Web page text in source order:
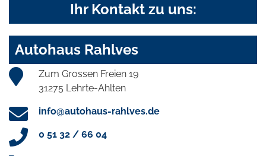
Ihr Kontakt zu uns:
Autohaus Rahlves
Zum Grossen Freien 19
31275 Lehrte-Ahlten
info@autohaus-rahlves.de
0 51 32 / 66 04